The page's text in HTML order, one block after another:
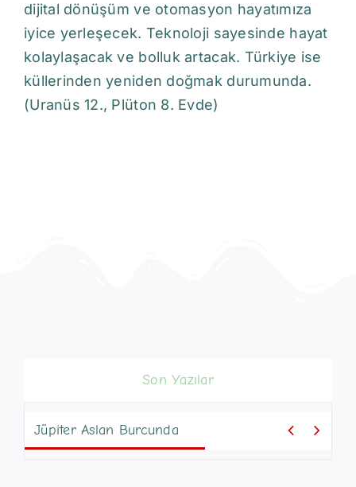
dijital dönüşüm ve otomasyon hayatımıza
iyice yerleşecek. Teknoloji sayesinde hayat
kolaylaşacak ve bolluk artacak. Türkiye ise
küllerinden yeniden doğmak durumunda.
(Uranüs 12., Plüton 8. Evde)
Son Yazılar
Jüpiter Aslan Burcunda  